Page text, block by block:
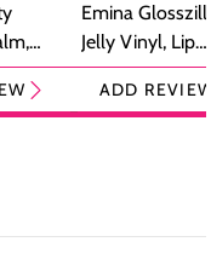
Emina
Jelly Vinyl, Lip
Cream Glossy
Ringan
ADD